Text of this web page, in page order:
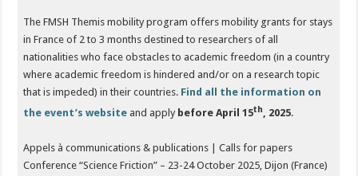
The FMSH Themis mobility program offers mobility grants for stays
in France of 2 to 3 months destined to researchers of all
nationalities who face obstacles to academic freedom (in a country
where academic freedom is hindered and/or on a research topic
that is impeded) in their countries. Find all the information on
the event’s website and apply before April 15th , 2025.
Appels à communications & publications | Calls for papers
Conference “Science Friction” – 23-24 October 2025, Dijon (France)